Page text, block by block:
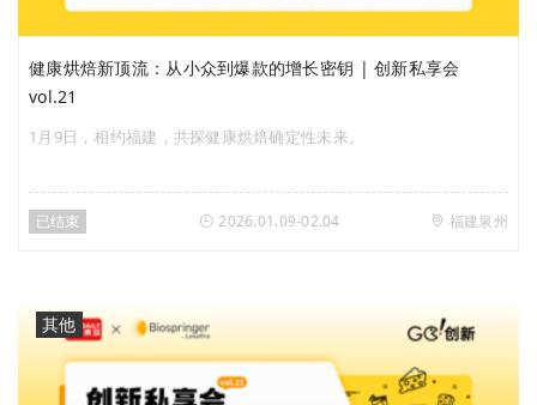
健康烘焙新顶流：从小众到爆款的增长密钥 | 创新私享会
vol.21
1月9日，相约福建，共探健康烘焙确定性未来。
已结束 2026.01.09-02.04 福建泉州
其他